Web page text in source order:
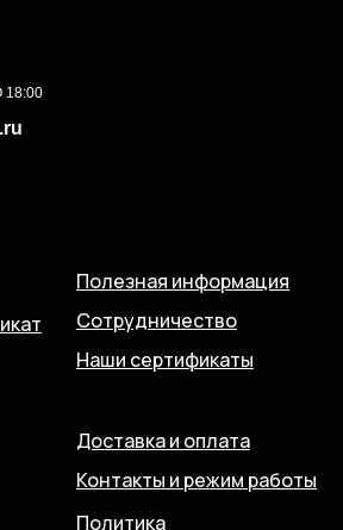
18:00
Полезная информация
Сотрудничество
Наши сертификаты
Доставка и оплата
Контакты и режим работы
Политика